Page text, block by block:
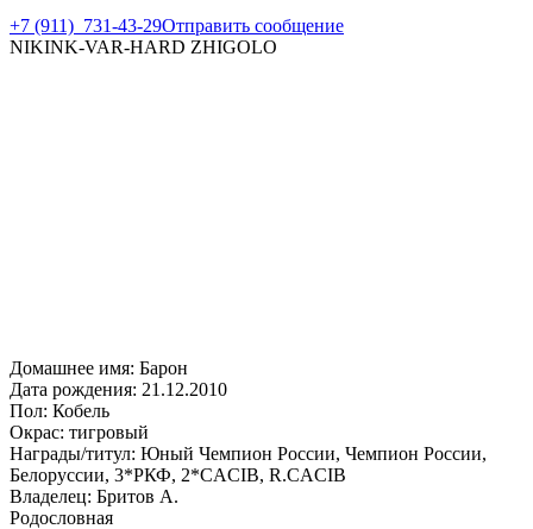
+7 (911) 731-43-29Отправить сообщение
NIKINK-VAR-HARD ZHIGOLO
Домашнее имя: Барон
Дата рождения: 21.12.2010
Пол: Кобель
Окрас: тигровый
Награды/титул: Юный Чемпион России, Чемпион России,
Белоруссии, 3*РКФ, 2*CACIB, R.CACIB
Владелец: Бритов А.
Родословная